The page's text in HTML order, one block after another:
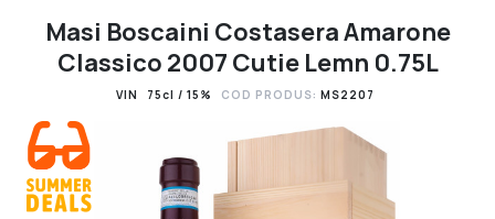
Masi Boscaini Costasera Amarone
Classico 2007 Cutie Lemn 0.75L
VIN 75cl / 15% COD PRODUS: MS2207